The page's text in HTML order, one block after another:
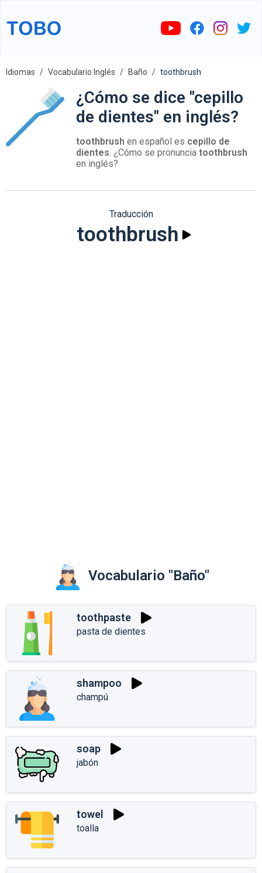
Idiomas Vocabulario Inglés Baño toothbrush
¿Cómo se dice "cepillo
de dientes" en inglés?
toothbrush en español es cepillo de
dientes. ¿Cómo se pronuncia toothbrush
en inglés?
Traducción
toothbrush
Vocabulario "Baño"
toothpaste
pasta de dientes
shampoo
champú
soap
jabón
towel
toalla